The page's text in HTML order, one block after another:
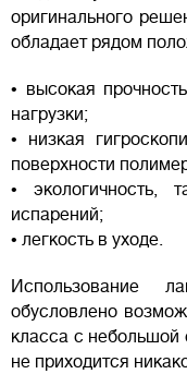
оригинального
обладает рядом
• высокая
нагрузки;
• низкая
поверхности
• экологичность,
испарений;
• легкость в уходе.
Использование
обусловлено
класса с небольшой
не приходится